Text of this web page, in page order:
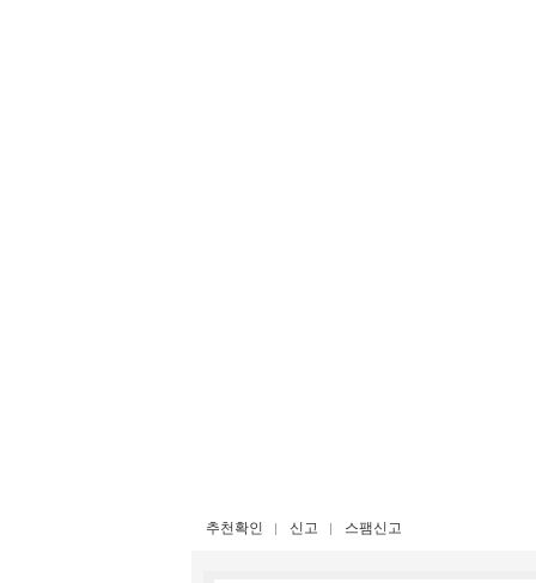
추천확인 신고 스팸신고